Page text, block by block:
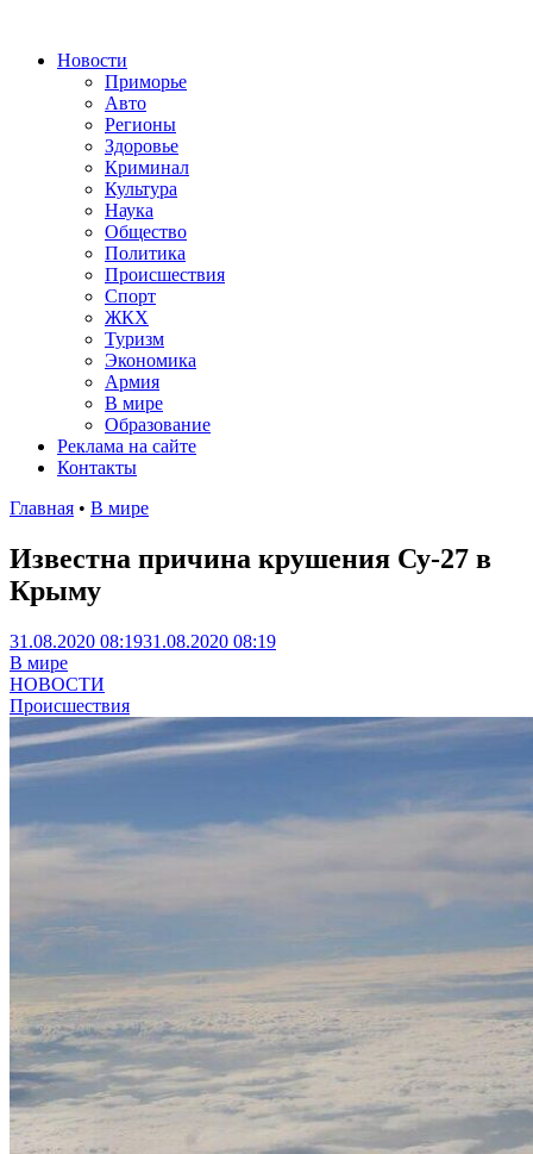
Новости
Приморье
Авто
Регионы
Здоровье
Криминал
Культура
Наука
Общество
Политика
Происшествия
Спорт
ЖКХ
Туризм
Экономика
Армия
В мире
Образование
Реклама на сайте
Контакты
Главная • В мире
Известна причина крушения Су-27 в
Крыму
31.08.2020 08:1931.08.2020 08:19
В мире
НОВОСТИ
Происшествия